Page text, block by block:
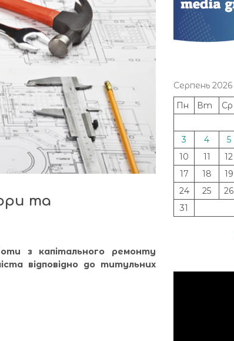
та
з капітального ремонту
відповідно до титульних
Серпень 2026
Пн
Вт Ср
3
4 5
10
11 12
17
18 19
24
25 26
31